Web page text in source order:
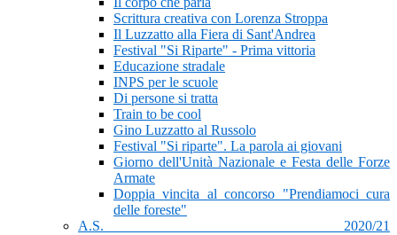
Scrittura creativa con Lorenza Stroppa
Il Luzzatto alla Fiera di Sant'Andrea
Festival "Si Riparte" - Prima vittoria
Educazione stradale
INPS per le scuole
Di persone si tratta
Train to be cool
Gino Luzzatto al Russolo
Festival "Si riparte". La parola ai giovani
Giorno dell'Unità Nazionale e Festa delle Forze
Armate
Doppia vincita al concorso "Prendiamoci cura
delle foreste"
A.S. 2020/21